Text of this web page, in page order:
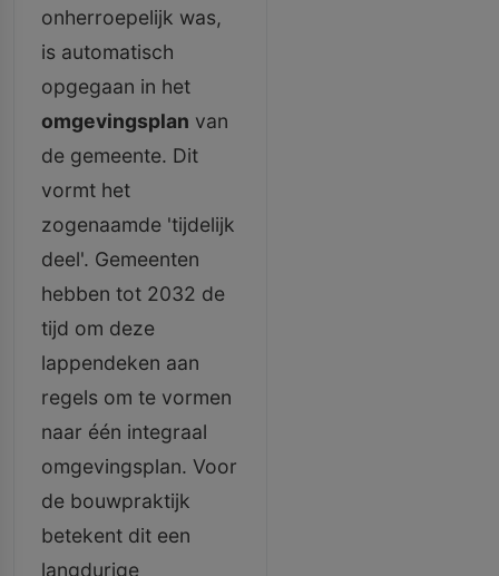
onherroepelijk was,
is automatisch
opgegaan in het
omgevingsplan van
de gemeente. Dit
vormt het
zogenaamde 'tijdelijk
deel'. Gemeenten
hebben tot 2032 de
tijd om deze
lappendeken aan
regels om te vormen
naar één integraal
omgevingsplan. Voor
de bouwpraktijk
betekent dit een
langdurige